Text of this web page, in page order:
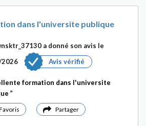
dans l'universite publique
a donné son avis le
Avis vérifié
formation dans l'universite
Partager